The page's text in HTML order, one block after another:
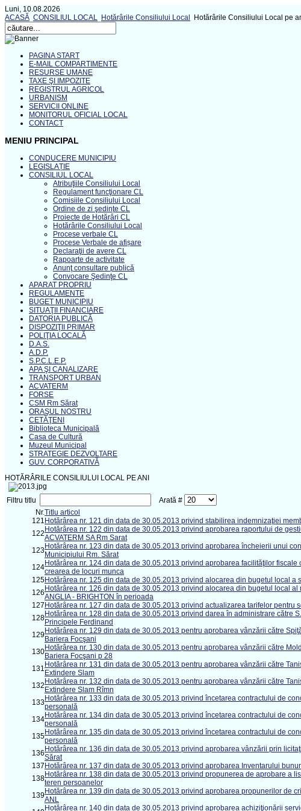
Luni, 10.08.2026
ACASĂ CONSILIUL LOCAL Hotărârile Consiliului Local Hotărârile Consiliului Local pe
PAGINA START
E-MAIL COMPARTIMENTE
RESURSE UMANE
TAXE ŞI IMPOZITE
REGISTRUL AGRICOL
URBANISM
SERVICII ONLINE
MONITORUL OFICIAL LOCAL
CONTACT
MENIU PRINCIPAL
CONDUCERE MUNICIPIU
LEGISLAȚIE
CONSILIUL LOCAL
Atribuţiile Consiliului Local
Regulament funcţionare CL
Comisiile Consiliului Local
Ordine de zi şedinţe CL
Proiecte de Hotărâri CL
Hotărârile Consiliului Local
Procese verbale CL
Procese Verbale de afișare
Declaraţii de avere CL
Rapoarte de activitate
Anunţ consultare publică
Convocare Şedinţe CL
APARAT PROPRIU
REGULAMENTE
BUGET MUNICIPIU
SITUAŢII FINANCIARE
DATORIA PUBLICĂ
DISPOZIŢII PRIMAR
POLIŢIA LOCALĂ
D.A.S.
A.D.P.
S.P.C.L.E.P.
APA ŞI CANALIZARE
TRANSPORT URBAN
ACVATERM
FORSE
CSM Rm Sărat
ORAŞUL NOSTRU
CETĂŢENI
Biblioteca Municipală
Casa de Cultură
Muzeul Municipal
STRATEGIE DEZVOLTARE
GUV. CORPORATIVĂ
HOTĂRÂRILE CONSILIULUI LOCAL PE ANI
Filtru titlu
Arată #
Nr.Titlu articol
121 Hotărârea nr. 121 din data de 30.05.2013 privind stabilirea indemnizaţiei
122 Hotărârea nr. 122 din data de 30.05.2013 privind aprobarea raportului de
ACVATERM SA Rm Sarat
123Hotărârea nr. 123 din data de 30.05.2013 privind aprobarea încheierii unui
Municipiului Rm. Sărat
124Hotărârea nr. 124 din data de 30.05.2013 privind aprobarea facilităţilor
crearea de locuri munca
125Hotărârea nr. 125 din data de 30.05.2013 privind alocarea din bugetul local
126 Hotărârea nr. 126 din data de 30.05.2013 privind alocarea din bugetul local
ANGLIA - BRIGHTON în perioada
127 Hotărârea nr. 127 din data de 30.05.2013 privind actualizarea tarifelor pentru
128Hotărârea nr. 128 din data de 30.05.2013 privind darea în administrare către
Principele Ferdinand
129Hotărârea nr. 129 din data de 30.05.2013 pentru aprobarea vânzării către
Bariera Focşani
130Hotărârea nr. 130 din data de 30.05.2013 pentru aprobarea vânzării către
Bariera Focşani p 28
131 Hotărârea nr. 131 din data de 30.05.2013 pentru aprobarea vânzării către
Extindere Slam
132 Hotărârea nr. 132 din data de 30.05.2013 pentru aprobarea vânzării către
Extindere Slam Rîmn
133Hotărârea nr. 133 din data de 30.05.2013 privind încetarea contractului de
personală
134Hotărârea nr. 134 din data de 30.05.2013 privind încetarea contractului de
personală
135Hotărârea nr. 135 din data de 30.05.2013 privind încetarea contractului de
personală
136 Hotărârea nr. 136 din data de 30.05.2013 privind aprobarea vânzării prin
Sărat
137 Hotărârea nr. 137 din data de 30.05.2013 privind aprobarea Inventarului
138Hotărârea nr. 138 din data de 30.05.2013 privind propunerea de aprobare a
teren persoanelor
139Hotărârea nr. 139 din data de 30.05.2013 privind aprobarea propunerilor de
ANL
Hotărârea nr. 140 din data de 30.05.2013 privind aprobarea achiziţionării